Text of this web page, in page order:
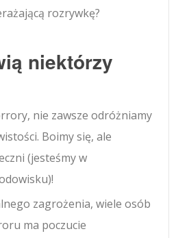
rozrywkę?
niektórzy
nie zawsze odróżniamy
Boimy się, ale
(jesteśmy w
zagrożenia, wiele osób
ma poczucie